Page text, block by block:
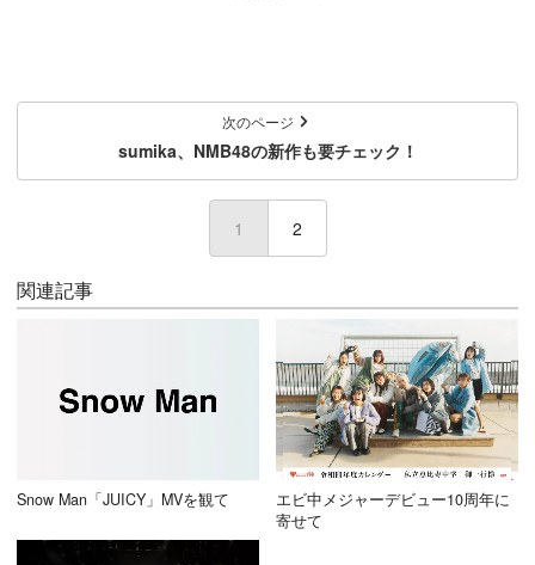
次のページ
sumika、NMB48の新作も要チェック！
1 (current)
2
関連記事
Snow Man「JUICY」MVを観て
エビ中メジャーデビュー10周年に
寄せて